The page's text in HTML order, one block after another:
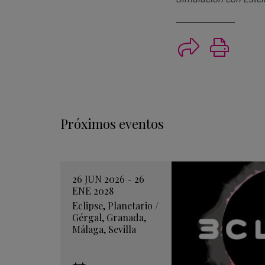
Próximos eventos
26 JUN 2026 - 26
ENE 2028
Eclipse, Planetario /
Gérgal, Granada,
Málaga, Sevilla